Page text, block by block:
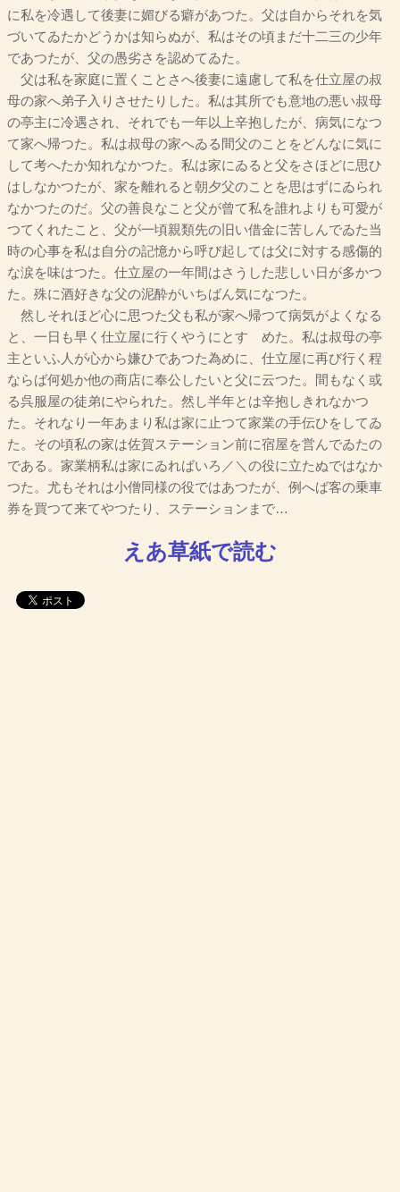
に私を冷遇して後妻に媚びる癖があつた。父は自からそれを気
づいてゐたかどうかは知らぬが、私はその頃まだ十二三の少年
であつたが、父の愚劣さを認めてゐた。
父は私を家庭に置くことさへ後妻に遠慮して私を仕立屋の叔
母の家へ弟子入りさせたりした。私は其所でも意地の悪い叔母
の亭主に冷遇され、それでも一年以上辛抱したが、病気になつ
て家へ帰つた。私は叔母の家へゐる間父のことをどんなに気に
して考へたか知れなかつた。私は家にゐると父をさほどに思ひ
はしなかつたが、家を離れると朝夕父のことを思はずにゐられ
なかつたのだ。父の善良なこと父が曾て私を誰れよりも可愛が
つてくれたこと、父が一頃親類先の旧い借金に苦しんでゐた当
時の心事を私は自分の記憶から呼び起しては父に対する感傷的
な涙を味はつた。仕立屋の一年間はさうした悲しい日が多かつ
た。殊に酒好きな父の泥酔がいちばん気になつた。
然しそれほど心に思つた父も私が家へ帰つて病気がよくなる
と、一日も早く仕立屋に行くやうにとすゝめた。私は叔母の亭
主といふ人が心から嫌ひであつた為めに、仕立屋に再び行く程
ならば何処か他の商店に奉公したいと父に云つた。間もなく或
る呉服屋の徒弟にやられた。然し半年とは辛抱しきれなかつ
た。それなり一年あまり私は家に止つて家業の手伝ひをしてゐ
た。その頃私の家は佐賀ステーション前に宿屋を営んでゐたの
である。家業柄私は家にゐればいろ／＼の役に立たぬではなか
つた。尤もそれは小僧同様の役ではあつたが、例へば客の乗車
券を買つて来てやつたり、ステーションまで…
えあ草紙で読む